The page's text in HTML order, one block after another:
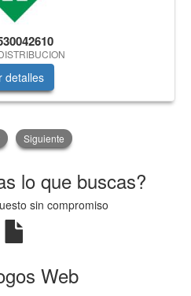
detalles
Siguiente
lo que buscas?
sin compromiso
Web